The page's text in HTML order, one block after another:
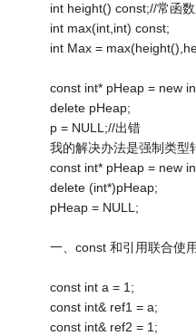
int height() const;//常函
int max(int,int) const;
int Max =
const int* pHeap = new
delete pHeap;
p = NULL;//出错
我的解决办法是强制类型
const int* pHeap = new
delete (int*)pHeap;
pHeap = NULL;
一、const 和引用联合使
const int a = 1;
const int& ref1 = a;
const int& ref2 = 1;